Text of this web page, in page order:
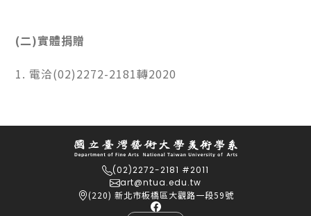
(二)實體捐贈
1. 電洽(02)2272-2181轉2020
(02)2272-2181 #2011
art@ntua.edu.tw
(220) 新北市板橋區大觀路一段59號